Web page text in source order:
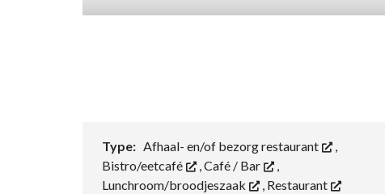
Type: Afhaal- en/of bezorg restaurant
,
Bistro/eetcafé
,Café / Bar
,
Lunchroom/broodjeszaak
, Restaurant